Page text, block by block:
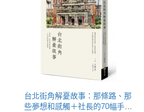
台北街角解憂故事：那條路、那
些夢想和感觸＋社長的70幅手繪